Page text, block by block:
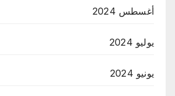
أغسطس 2024
يوليو 2024
يونيو 2024